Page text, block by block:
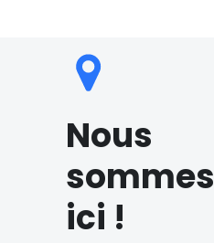
Nous
sommes
ici !